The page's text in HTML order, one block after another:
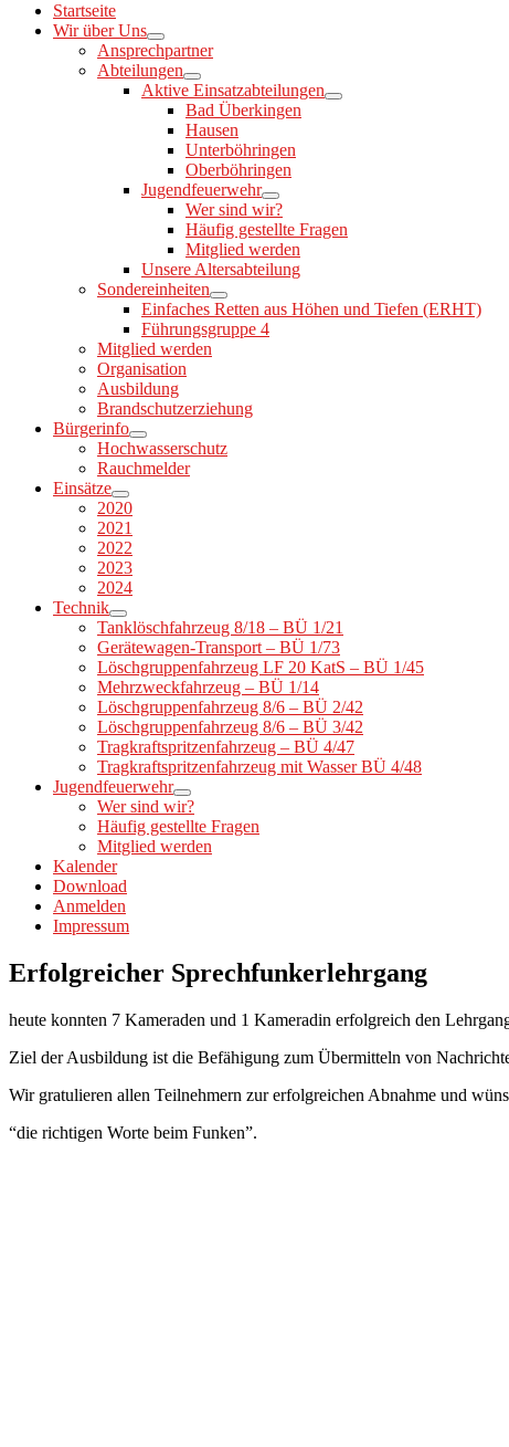
Startseite
Wir über Uns
Ansprechpartner
Abteilungen
Aktive Einsatzabteilungen
Bad Überkingen
Hausen
Unterböhringen
Oberböhringen
Jugendfeuerwehr
Wer sind wir?
Häufig gestellte Fragen
Mitglied werden
Unsere Altersabteilung
Sondereinheiten
Einfaches Retten aus Höhen und Tiefen (ERHT)
Führungsgruppe 4
Mitglied werden
Organisation
Ausbildung
Brandschutzerziehung
Bürgerinfo
Hochwasserschutz
Rauchmelder
Einsätze
2020
2021
2022
2023
2024
Technik
Tanklöschfahrzeug 8/18 – BÜ 1/21
Gerätewagen-Transport – BÜ 1/73
Löschgruppenfahrzeug LF 20 KatS – BÜ 1/45
Mehrzweckfahrzeug – BÜ 1/14
Löschgruppenfahrzeug 8/6 – BÜ 2/42
Löschgruppenfahrzeug 8/6 – BÜ 3/42
Tragkraftspritzenfahrzeug – BÜ 4/47
Tragkraftspritzenfahrzeug mit Wasser BÜ 4/48
Jugendfeuerwehr
Wer sind wir?
Häufig gestellte Fragen
Mitglied werden
Kalender
Download
Anmelden
Impressum
Erfolgreicher Sprechfunkerlehrgang
heute konnten 7 Kameraden und 1 Kameradin erfolgreich den
Ziel der Ausbildung ist die Befähigung zum Übermitteln von
Wir gratulieren allen Teilnehmern zur erfolgreichen Abnahme und
“die richtigen Worte beim Funken”.